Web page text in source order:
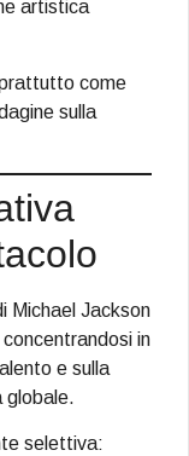
artistica
come
sulla
Michael Jackson
in
e sulla
globale.
selettiva: